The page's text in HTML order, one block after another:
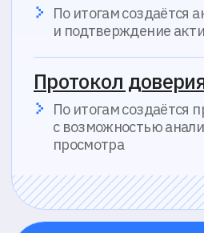
Проверка проктором
Аналитика на базе ИИ
времени
Участник сдает экзамен
самостоятельно, система фиксирует
экран, камеру и звук без участия
После экзамена ИИ анализирует
собранные записи, выявляет
Проктор изучает отобранные
материалы, чтобы подтвердить
достоверность результатов